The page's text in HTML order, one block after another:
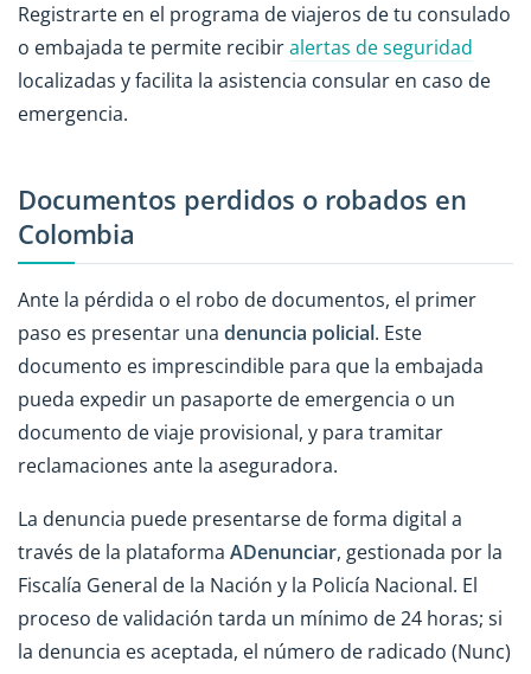
Registrarte en el programa de viajeros de tu consulado
o embajada te permite recibiralertas de seguridad
localizadas y facilita la asistencia consular en caso de
emergencia.
Documentos perdidos o robados en
Colombia
Ante la pérdida o el robo de documentos, el primer
paso es presentar una denuncia policial. Este
documento es imprescindible para que la embajada
pueda expedir un pasaporte de emergencia o un
documento de viaje provisional, y para tramitar
reclamaciones ante la aseguradora.
La denuncia puede presentarse de forma digital a
través de la plataforma ADenunciar, gestionada por la
Fiscalía General de la Nación y la Policía Nacional. El
proceso de validación tarda un mínimo de 24 horas; si
la denuncia es aceptada, el número de radicado (Nunc)